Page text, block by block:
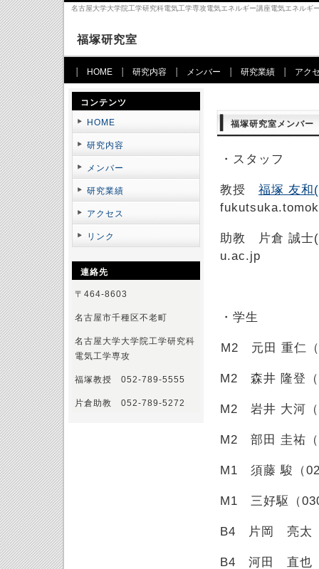
名古屋大学大学院工学研究科電気工学専攻電気エネルギー講座電気エネルギ
福塚研究室
HOME 研究内容 メンバー 研究業績 アク
福塚研究室メンバー
・スタッフ
教授 福塚 友和(
助教 片倉 誠士
u.ac.jp
・学生
M2 元田 重仁
M2 森井 隆登
M2 岩井 大河
M2 部田 圭祐
M1 須藤 駿（
M1 三好駆（
B4 片岡 亮太
B4 河田 直也
コンテンツ
HOME
研究内容
メンバー
研究業績
アクセス
リンク
連絡先
〒464-8603
名古屋市千種区不老町
名古屋大学大学院工学研究科
電気工学専攻
福塚教授 052-789-5555
片倉助教 052-789-5272